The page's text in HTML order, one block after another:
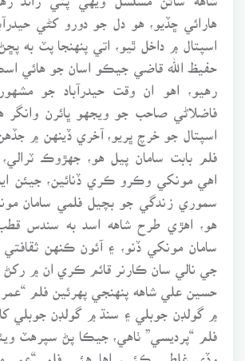
هارائي ڇڏيو، هو دل جو دورو کڻي
اسپتال ۾ داخل ٿيو، اتي پنهنجا پٽ به
حفيظ الله قاضي جيڪو اسان جو هائي
رهيو، اهو ان وقت حيدرآباد جو
فاضلاڻي صاحب جو ويجهو ڀائرن وانگر
اسپتال جو خرچ ڀريو، آخري ڏينهن ۾
فلم بابت سامان پيل هو، جهڙوڪ ٽرالي،
اهي مونکي وڪرو ڪري ڏنائين، جيئن
سموري زندگي جو بچيل فلمي سامان
هو، اهڙي طرح شاهه اسد به سندس
سامان مونکي ڏنو، ۽ آئون ڪنهن
جي نالي سان ڪارنر قائم ڪري ان ۾ رکڻ
حسين علي شاهه پنهنجي پهرئين فلم “عمر
۾ گولڊن جوبلي ۽ سنڌ ۾ گولڊن جوبلي
فلم “پرديسي” ٺاهي، جيڪا پڻ سپرهٽ
وڏي غلطي ڪئي، اها هئي فلم “عمر